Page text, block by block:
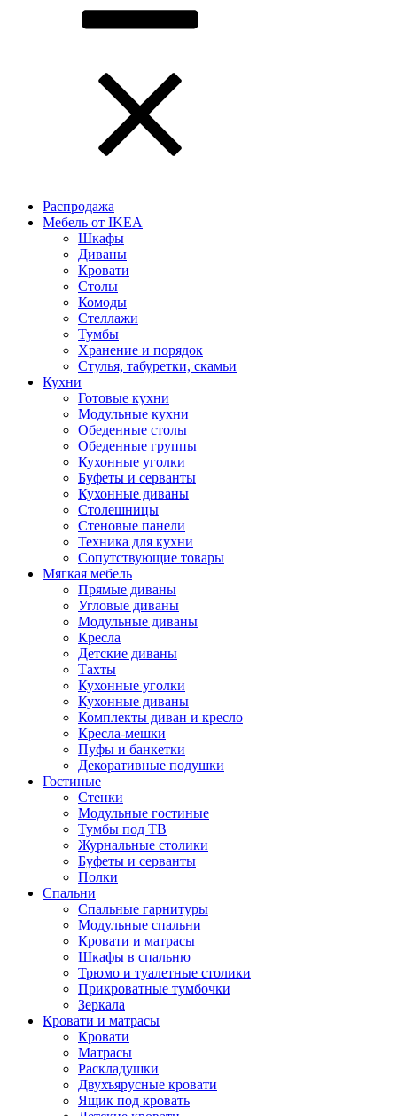
Распродажа
Мебель от IKEA
Шкафы
Диваны
Кровати
Столы
Комоды
Стеллажи
Тумбы
Хранение и порядок
Стулья, табуретки, скамьи
Кухни
Готовые кухни
Модульные кухни
Обеденные столы
Обеденные группы
Кухонные уголки
Буфеты и серванты
Кухонные диваны
Столешницы
Стеновые панели
Техника для кухни
Сопутствующие товары
Мягкая мебель
Прямые диваны
Угловые диваны
Модульные диваны
Кресла
Детские диваны
Тахты
Кухонные уголки
Кухонные диваны
Комплекты диван и кресло
Кресла-мешки
Пуфы и банкетки
Декоративные подушки
Гостиные
Стенки
Модульные гостиные
Тумбы под ТВ
Журнальные столики
Буфеты и серванты
Полки
Спальни
Спальные гарнитуры
Модульные спальни
Кровати и матрасы
Шкафы в спальню
Трюмо и туалетные столики
Прикроватные тумбочки
Зеркала
Кровати и матрасы
Кровати
Матрасы
Раскладушки
Двухъярусные кровати
Ящик под кровать